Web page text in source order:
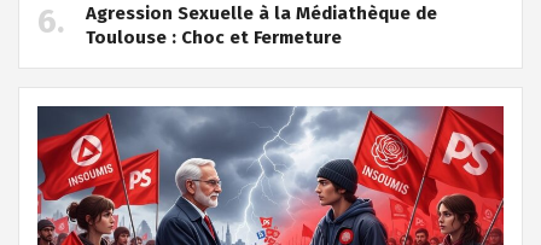
Agression Sexuelle à la Médiathèque de
Toulouse : Choc et Fermeture